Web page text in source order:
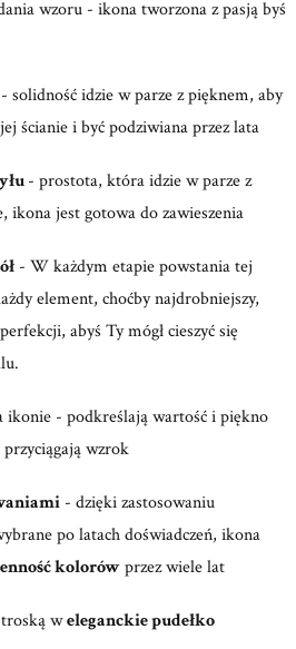
wzoru - ikona tworzona z pasją byś
solidność idzie w parze z pięknem, aby
ścianie i być podziwiana przez lata
- prostota, która idzie w parze z
ikona jest gotowa do zawieszenia
- W każdym etapie powstania tej
element, choćby najdrobniejszy,
abyś Ty mógł cieszyć się
ikonie - podkreślają wartość i piękno
wzrok
- dzięki zastosowaniu
po latach doświadczeń, ikona
kolorówprzez wiele lat
troską weleganckie pudełko